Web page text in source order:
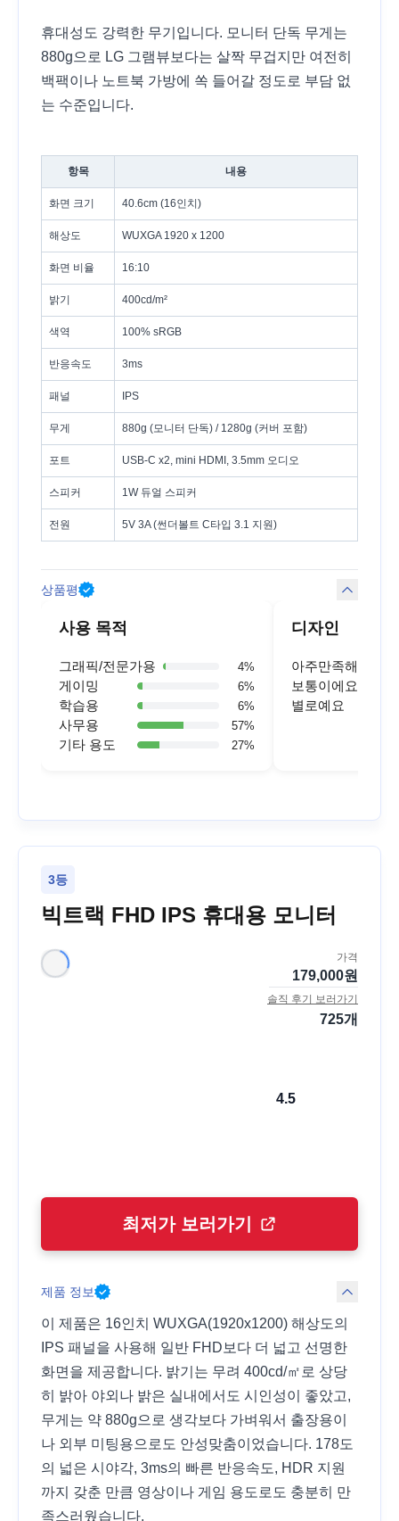
휴대성도 강력한 무기입니다. 모니터 단독 무게는
880g으로 LG 그램뷰보다는 살짝 무겁지만 여전히
백팩이나 노트북 가방에 쏙 들어갈 정도로 부담 없
는 수준입니다.
항목 내용
화면 크기 40.6cm (16인치)
해상도 WUXGA 1920 x 1200
화면 비율 16:10
밝기 400cd/m²
색역 100% sRGB
반응속도 3ms
패널 IPS
무게 880g (모니터 단독) / 1280g (커버 포함)
포트 USB-C x2, mini HDMI, 3.5mm 오디오
스피커 1W 듀얼 스피커
전원 5V 3A (썬더볼트 C타입 3.1 지원)
상품평
사용 목적
그래픽/전문가용 4%
게이밍 6%
학습용 6%
사무용 57%
기타 용도 27%
디자인
아주만족해요
보통이에요
별로예요
3등
빅트랙 FHD IPS 휴대용 모니터
가격
179,000원
솔직 후기 보러가기
725개
4.5
최저가 보러가기
제품 정보
이 제품은 16인치 WUXGA(1920x1200) 해상도의
IPS 패널을 사용해 일반 FHD보다 더 넓고 선명한
화면을 제공합니다. 밝기는 무려 400cd/㎡로 상당
히 밝아 야외나 밝은 실내에서도 시인성이 좋았고,
무게는 약 880g으로 생각보다 가벼워서 출장용이
나 외부 미팅용으로도 안성맞춤이었습니다. 178도
의 넓은 시야각, 3ms의 빠른 반응속도, HDR 지원
까지 갖춘 만큼 영상이나 게임 용도로도 충분히 만
족스러웠습니다.